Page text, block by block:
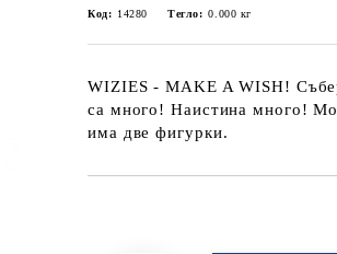
Код: 14280 Тегло: 0.000 кг
WIZIES - MAKE A WISH!
са много! Наистина много!
има две фигурки.